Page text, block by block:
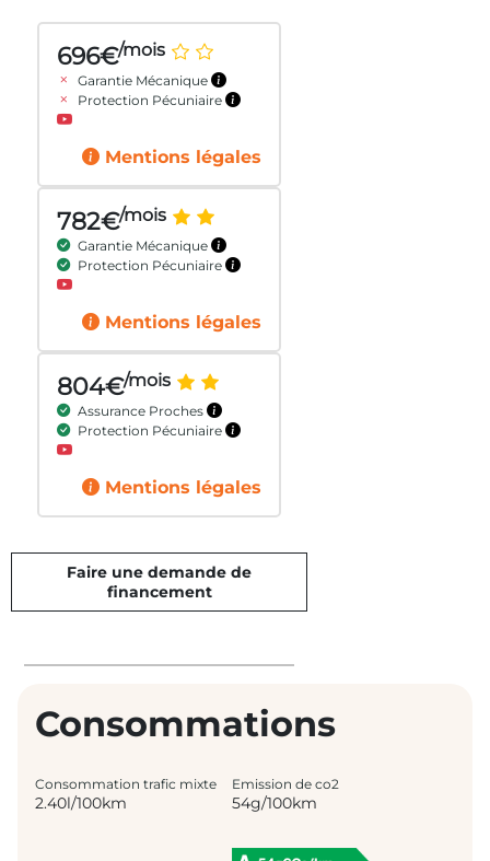
696€/mois
Garantie Mécanique
Protection Pécuniaire
Mentions légales
782€/mois
Garantie Mécanique
Protection Pécuniaire
Mentions légales
804€/mois
Assurance Proches
Protection Pécuniaire
Mentions légales
Faire une demande de
financement
Consommations
Consommation trafic mixte
2.40l/100km
Emission de co2
54g/100km